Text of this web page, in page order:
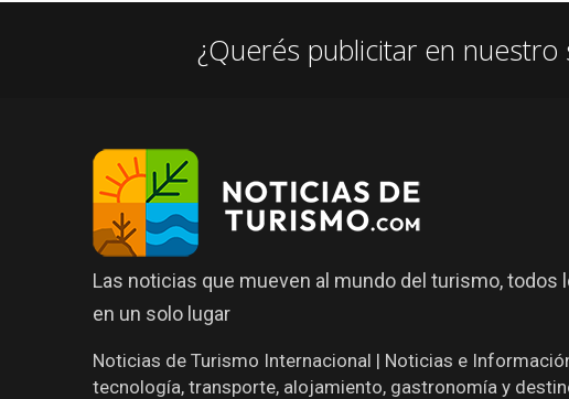
¿Querés publicitar en nuestro
Las noticias que mueven al mundo del turismo, todos
en un solo lugar
Noticias de Turismo Internacional | Noticias e
tecnología, transporte, alojamiento, gastronomía y